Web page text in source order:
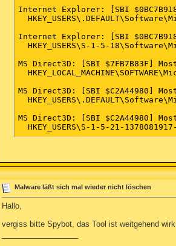
Internet Explorer: [SBI
Internet Explorer: [SBI
HKEY_USERS\S-1-5-
MS Direct3D: [SBI $7FB7B83F]
MS Direct3D: [SBI $C2A44980]
MS Direct3D: [SBI $C2A44980]
HKEY_USERS\S-1-5-21-
MS DirectDraw: [SBI
Windows Explorer: [SBI
HKEY_USERS\S-1-5-21-
Cache: [SBI $49804B54]
Malware läßt sich mal wieder nicht löschen
Hallo,
vergiss bitte Spybot, das Tool ist weitgehend